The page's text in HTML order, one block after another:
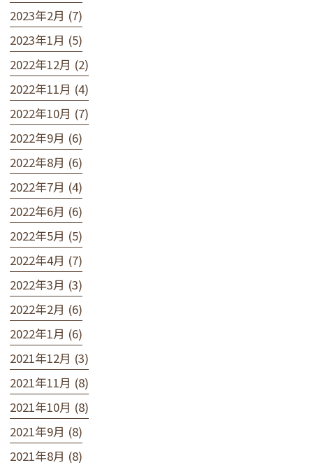
2023年2月 (7)
2023年1月 (5)
2022年12月 (2)
2022年11月 (4)
2022年10月 (7)
2022年9月 (6)
2022年8月 (6)
2022年7月 (4)
2022年6月 (6)
2022年5月 (5)
2022年4月 (7)
2022年3月 (3)
2022年2月 (6)
2022年1月 (6)
2021年12月 (3)
2021年11月 (8)
2021年10月 (8)
2021年9月 (8)
2021年8月 (8)